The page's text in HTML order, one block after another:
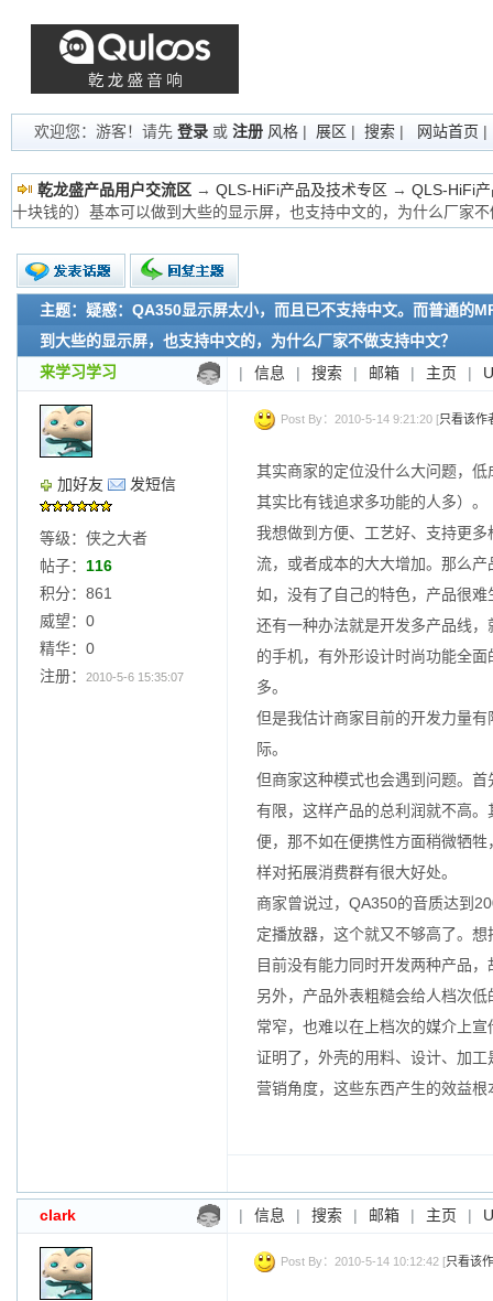
欢迎您：游客！请先 登录 或 注册 风格 | 展区 | 搜索 | 网站首页
乾龙盛产品用户交流区 → QLS-HiFi产品及技术专区 → QLS-HiFi
十块钱的）基本可以做到大些的显示屏，也支持中文的，为什么厂家
新的主题
投票帖
交易帖
小字报
主题：疑惑：QA350显示屏太小，而且已不支持中文。而普通的
到大些的显示屏，也支持中文的，为什么厂家不做支持中文？
来学习学习 | 信息 | 搜索 | 邮箱 | 主页 |
加好友 发短信
等级：侠之大者
帖子： 116
积分：861
威望：0
精华：0
注册：
2010-5-6 15:35:07
Post By：2010-5-14 9:21:20 [只看该作
其实商家的定位没什么大问题，
其实比有钱追求多功能的人多）。
我想做到方便、工艺好、支持更
流，或者成本的大大增加。那么
如，没有了自己的特色，产品很
还有一种办法就是开发多产品线
的手机，有外形设计时尚功能全
多。
但是我估计商家目前的开发力量
际。
但商家这种模式也会遇到问题。
有限，这样产品的总利润就不高
便，那不如在便携性方面稍微牺
样对拓展消费群有很大好处。
商家曾说过，QA350的音质达到
定播放器，这个就又不够高了。
目前没有能力同时开发两种产品
另外，产品外表粗糙会给人档次
常窄，也难以在上档次的媒介上
证明了，外壳的用料、设计、加
营销角度，这些东西产生的效益
clark | 信息 | 搜索 | 邮箱 | 主页 |
Post By：2010-5-14 10:12:42 [只看该